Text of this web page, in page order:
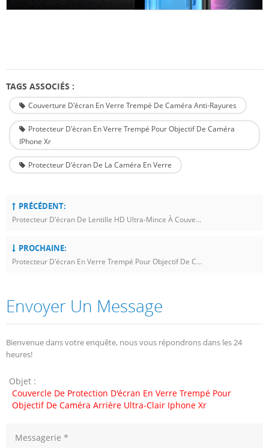
TAGS ASSOCIÉS :
Couverture D'écran En Verre Trempé De Caméra Anti-Rayures
Protecteur D'écran En Verre Trempé Pour Objectif De Caméra
IPhone Xr
Protecteur D'écran De La Caméra En Verre
PRÉCÉDENT:
Protecteur D'écran De Lentille HD Ultra-Mince À Couverture Complète Pour IPhone 11 Pro / 11 Pro Max
PROCHAINE:
Protecteur D'écran En Verre Trempé Pour Objectif De Caméra IPhone X, XS, XS Max 2.5D 0.33mm
Envoyer Un Message
Bienvenue dans votre enquête, nous vous répondrons dans les 24
heures!
Objet :
Couvercle De Protection D'écran En Verre Trempé Pour
Objectif De Caméra Arrière Ultra-Clair Iphone Xr